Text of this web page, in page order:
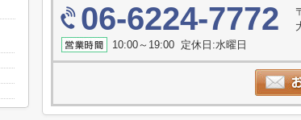
06-6224-7772
10:00～19:00 定休日:水曜日